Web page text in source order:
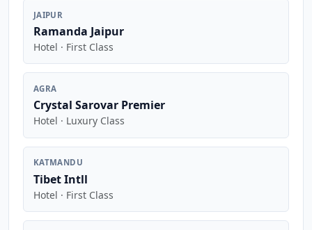
JAIPUR
Ramanda Jaipur
Hotel · First Class
AGRA
Crystal Sarovar Premier
Hotel · Luxury Class
KATMANDU
Tibet Intll
Hotel · First Class